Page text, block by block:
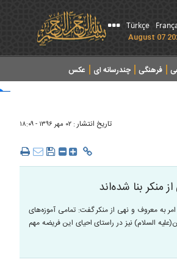
Türkçe
فرهنگی چندرسانه ای عکس
تاریخ انتشار : ۰۲ مهر ۱۳۹۶ - ۱۸:۰۹
منکر بنا شده‌اند
به معروف و نهی از منکر گفت: تمامی آموزه‌های
السلام) نیز در راستای احیای این فریضه مهم